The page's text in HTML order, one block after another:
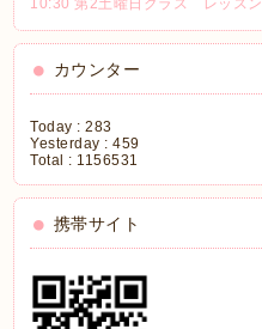
10:30 第2土曜日クラス レッスン
カウンター
Today :283
Yesterday :459
Total : 1156531
携帯サイト